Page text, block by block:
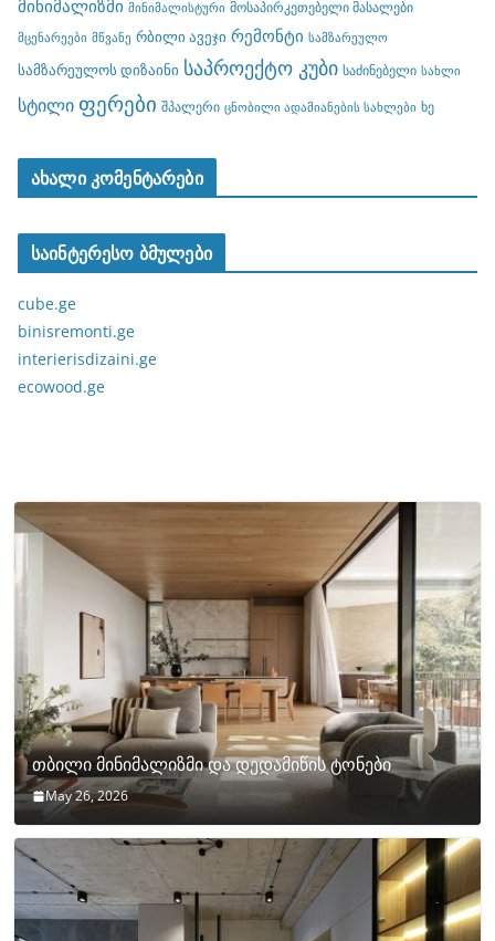
მინიმალიზმი მინიმალისტური მოსაპირკეთებელი მასალები
მცენარეები მწვანე რბილი ავეჯი რემონტი სამზარეულო
სამზარეულოს დიზაინი საპროექტო კუბი საძინებელი სახლი
სტილი ფერები შპალერი ცნობილი ადამიანების სახლები ხე
ახალი კომენტარები
საინტერესო ბმულები
cube.ge
binisremonti.ge
interierisdizaini.ge
ecowood.ge
თბილი მინიმალიზმი და დედამიწის ტონები
May 26, 2026